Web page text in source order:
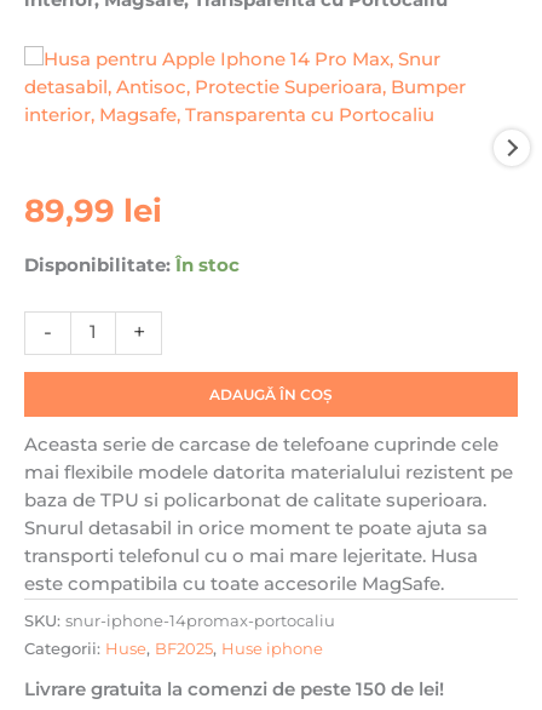
89,99 lei
Disponibilitate: În stoc
-
Cantitate
Husa
Apple
Iphone
Pro
Snur
detasabil,
Antisoc,
Protectie
Superioara,
Bumper
interior,
Magsafe,
Transparenta
Portocaliu
+
ADAUGĂ ÎN COȘ
Aceasta serie de carcase de telefoane cuprinde cele
mai flexibile modele datorita materialului rezistent pe
baza de TPU si policarbonat de calitate superioara.
Snurul detasabil in orice moment te poate ajuta sa
transporti telefonul cu o mai mare lejeritate. Husa
este compatibila cu toate accesorile MagSafe.
SKU: snur-iphone-14promax-portocaliu
Categorii: Huse, BF2025, Huse iphone
Livrare gratuita la comenzi de peste 150 de lei!